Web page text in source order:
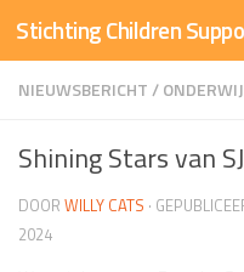
Doorgaan naar inhoud
Stichting Children
NIEUWSBERICHT/
Shining Stars van
DOOR WILLY CATS ·
2024